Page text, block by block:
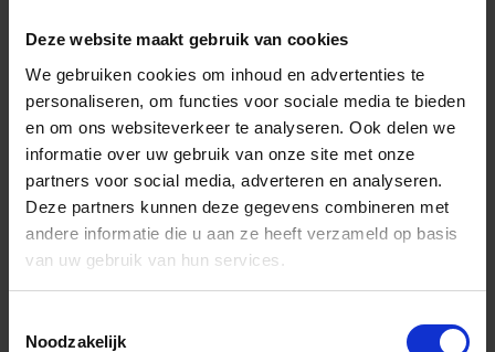
Deze website maakt gebruik van cookies
We gebruiken cookies om inhoud en advertenties te
personaliseren, om functies voor sociale media te bieden
en om ons websiteverkeer te analyseren. Ook delen we
informatie over uw gebruik van onze site met onze
partners voor social media, adverteren en analyseren.
Deze partners kunnen deze gegevens combineren met
andere informatie die u aan ze heeft verzameld op basis
van uw gebruik van hun services.
Noodzakelijk